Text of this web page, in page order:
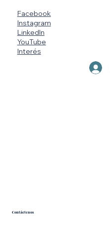
Facebook
Instagram
LinkedIn
YouTube
Interés
Contáctenos